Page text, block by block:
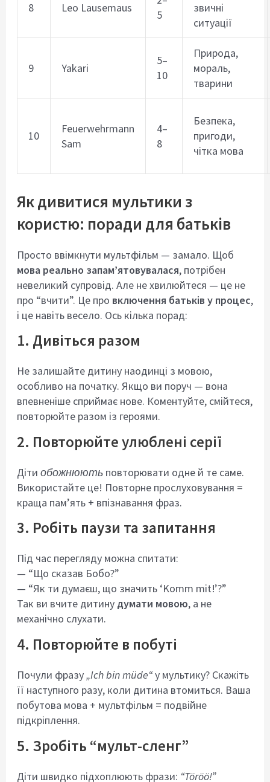
8 Leo Lausemaus
5
звичні
ситуації
9 Yakari
5–
10
Природа,
мораль,
тварини
10
Feuerwehrmann
Sam
4–
8
Безпека,
пригоди,
чітка мова
Як дивитися мультики з
користю: поради для батьків
Просто ввімкнути мультфільм — замало. Щоб
мова реально запам’ятовувалася, потрібен
невеликий супровід. Але не хвилюйтеся — це не
про “вчити”. Це про включення батьків у процес,
і це навіть весело. Ось кілька порад:
1. Дивіться разом
Не залишайте дитину наодинці з мовою,
особливо на початку. Якщо ви поруч — вона
впевненіше сприймає нове. Коментуйте, смійтеся,
повторюйте разом із героями.
2. Повторюйте улюблені серії
Діти обожнюютьповторювати одне й те саме.
Використайте це! Повторне прослуховування =
краща пам’ять + впізнавання фраз.
3. Робіть паузи та запитання
Під час перегляду можна спитати:
— “Що сказав Бобо?”
— “Як ти думаєш, що значить ‘Komm mit!’?”
Так ви вчите дитину думати мовою, а не
механічно слухати.
4. Повторюйте в побуті
Почули фразу„Ich bin müde“у мультику? Скажіть
її наступного разу, коли дитина втомиться. Ваша
побутова мова + мультфільм = подвійне
підкріплення.
5. Зробіть “мульт-сленг”
Діти швидко підхоплюють фрази: “Töröö!”